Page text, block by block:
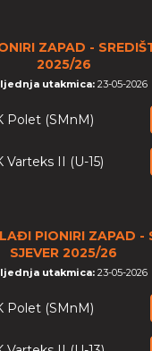
ZAPAD -
2025/26
utakmica: 23-05-2026
Polet (SMnM)
Varteks II (U-15)
PIONIRI ZAPAD -
SJEVER 2025/26
utakmica: 23-05-2026
Polet (SMnM)